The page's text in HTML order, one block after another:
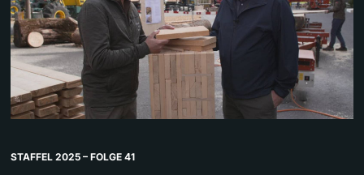
STAFFEL 2025 – FOLGE 41